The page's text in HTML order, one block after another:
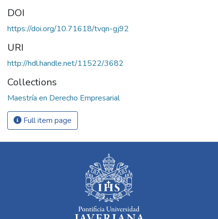
DOI
https://doi.org/10.71618/tvqn-gj92
URI
http://hdl.handle.net/11522/3682
Collections
Maestría en Derecho Empresarial
Full item page